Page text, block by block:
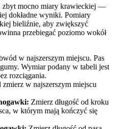
zbyt mocno miary krawieckiej —
dokładne wyniki. Pomiary
bieliźnie, aby zwiększyć
przebiegać poziomo wokół
w najszerszym miejscu. Pas
Wymiar podany w tabeli jest
rozciągania.
w najszerszym miejscu
Zmierz długość od kroku
w którym mają kończyć się